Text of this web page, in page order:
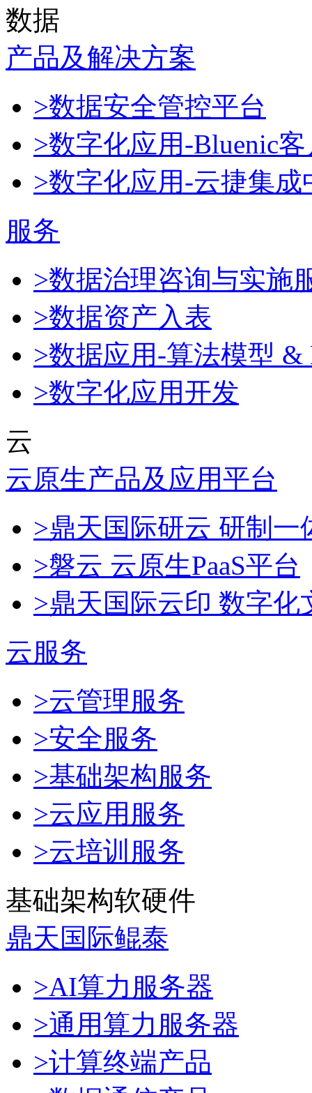
数据
产品及解决方案
>数据安全管控平台
>数字化应用-Bluenic
>数字化应用-云捷集成
服务
>数据治理咨询与实施
>数据资产入表
>数据应用-算法模型 &
>数字化应用开发
云
云原生产品及应用平台
>鼎天国际研云 研制
>磐云 云原生PaaS平台
>鼎天国际云印 数字化
云服务
>云管理服务
>安全服务
>基础架构服务
>云应用服务
>云培训服务
基础架构软硬件
鼎天国际鲲泰
>AI算力服务器
>通用算力服务器
>计算终端产品